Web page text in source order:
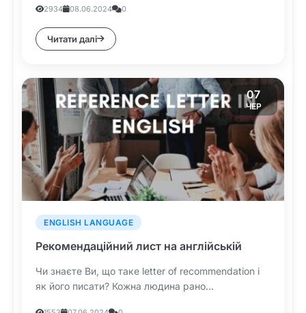
2934 08.06.2024 0
Читати далі
07
ЧЕР
ENGLISH LANGUAGE
Рекомендаційний лист на англійській
Чи знаєте Ви, що таке letter of recommendation і
як його писати? Кожна людина рано...